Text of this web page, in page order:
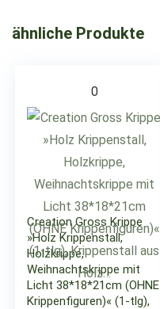
ähnliche Produkte
0
Creation Gross Krippe
»Holz Krippenstall,
Holzkrippe,
Weihnachtskrippe mit
Licht 38*18*21cm (OHNE
Krippenfiguren)« (1-tlg),